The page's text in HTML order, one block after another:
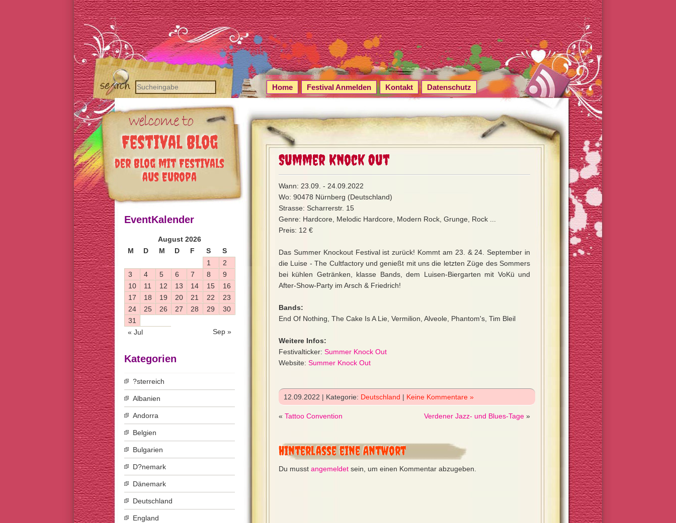
Festival Blog
der Blog mit Festivals
aus Europa
Home Festival Anmelden Kontakt Datenschutz
Summer Knock Out
Wann: 23.09. - 24.09.2022
Wo: 90478 Nürnberg (Deutschland)
Strasse: Scharrerstr. 15
Genre: Hardcore, Melodic Hardcore, Modern Rock, Grunge, Rock ...
Preis: 12 €
Das Summer Knockout Festival ist zurück! Kommt am 23. & 24. September in
die Luise - The Cultfactory und genießt mit uns die letzten Züge des Sommers
bei kühlen Getränken, klasse Bands, dem Luisen-Biergarten mit VoKü und
After-Show-Party im Arsch & Friedrich!
Bands:
End Of Nothing, The Cake Is A Lie, Vermilion, Alveole, Phantom's, Tim Bleil
Weitere Infos:
Festivalticker: Summer Knock Out
Website: Summer Knock Out
12.09.2022 | Kategorie: Deutschland | Keine Kommentare »
« Tattoo Convention Verdener Jazz- und Blues-Tage »
Hinterlasse eine Antwort
Du musst angemeldet sein, um einen Kommentar abzugeben.
EventKalender
August 2026
M
D M D F S S
« Jul Sep »
1
2
3
4 5 6 7 8
9
10
11 12 13 14 15
16
17
18 19 20 21 22
23
24
25 26 27 28 29
30
31
Kategorien
?sterreich
Albanien
Andorra
Belgien
Bulgarien
D?nemark
Dänemark
Deutschland
England